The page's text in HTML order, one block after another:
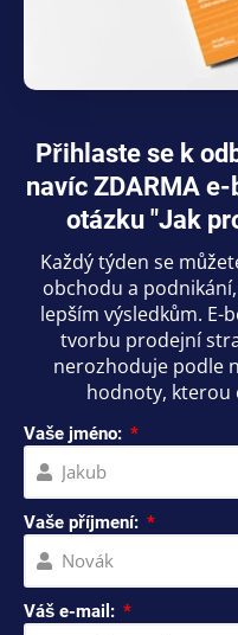
Přihlaste se k
navíc ZDARMA
otázku "Jak
Každý týden se
obchodu a
lepším výsledkům. E-
tvorbu prodejní
nerozhoduje podle
hodnoty, kterou
Vaše jméno:
Vaše příjmení:
Váš e-mail: